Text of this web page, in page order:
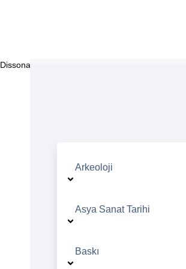
Dissonance
Arkeoloji
Asya Sanat Tarihi
Baskı